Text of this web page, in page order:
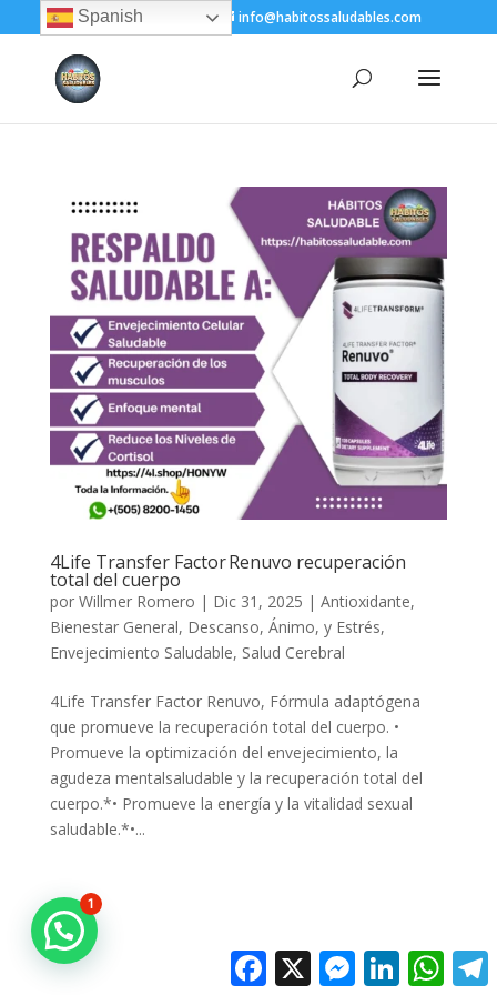
+(505) 8200-1450 info@habitossaludables.com
4Life Transfer Factor Renuvo recuperación
total del cuerpo
por Willmer Romero | Dic 31, 2025 | Antioxidante,
Bienestar General, Descanso, Ánimo, y Estrés,
Envejecimiento Saludable, Salud Cerebral
4Life Transfer Factor Renuvo, Fórmula adaptógena
que promueve la recuperación total del cuerpo. •
Promueve la optimización del envejecimiento, la
agudeza mentalsaludable y la recuperación total del
cuerpo.*• Promueve la energía y la vitalidad sexual
saludable.*•...
Facebook Messenger
LinkedIn
Spanish
1